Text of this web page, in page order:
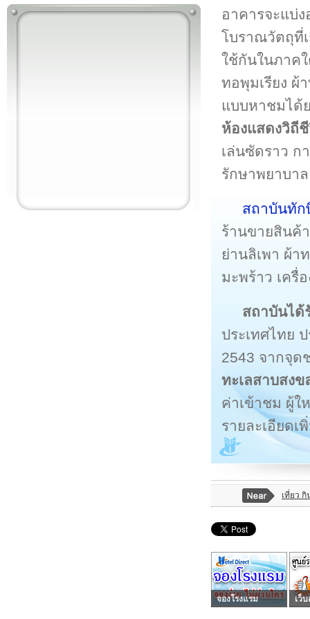
อาคารจะแบ่
โบราณวัตถุที่
ใช้กันในภาค
ทอพุมเรียง ผ้
แบบหาชมได้
ห้องแสดงวิถี
เล่นซัดราว ก
รักษาพยาบา
สถาบันทั
ร้านขายสินค้
ย่านลิเพา ผ้
มะพร้าว เครื่
สถาบันได้
ประเทศไทย
2543 จากจุด
ทะเลสาบสงข
ค่าเข้าชม ผู้ใ
รายละเอียดเ
เที่ยว กิ
จองโรงแรม เว็